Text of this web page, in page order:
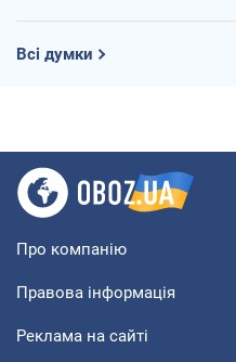
Всі думки
Про компанію
Правова інформація
Реклама на сайті